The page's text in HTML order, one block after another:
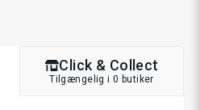
Click & Collect
Tilgængelig i 0 butiker